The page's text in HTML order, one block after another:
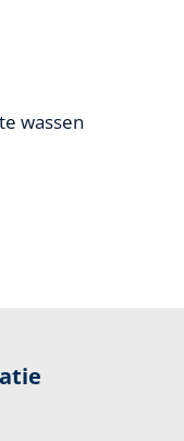
wassen